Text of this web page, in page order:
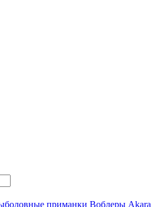
приманки Воблеры Akara